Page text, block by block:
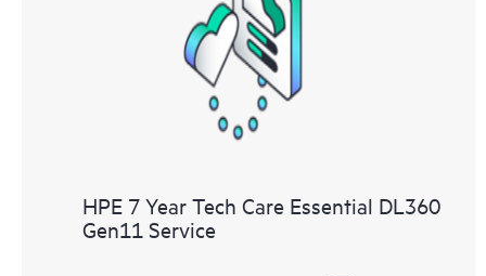
HPE 7 Year Tech Care Essential DL360
Gen11 Service